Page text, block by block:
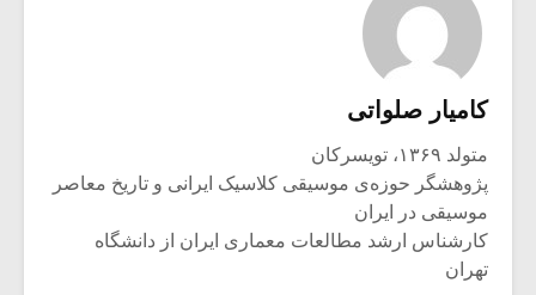
کامیار صلواتی
متولد ۱۳۶۹، تویسرکان
پژوهشگر حوزه‌ی موسیقی کلاسیک ایرانی و تاریخ معاصر
موسیقی در ایران
کارشناس ارشد مطالعات معماری ایران از دانشگاه
تهران